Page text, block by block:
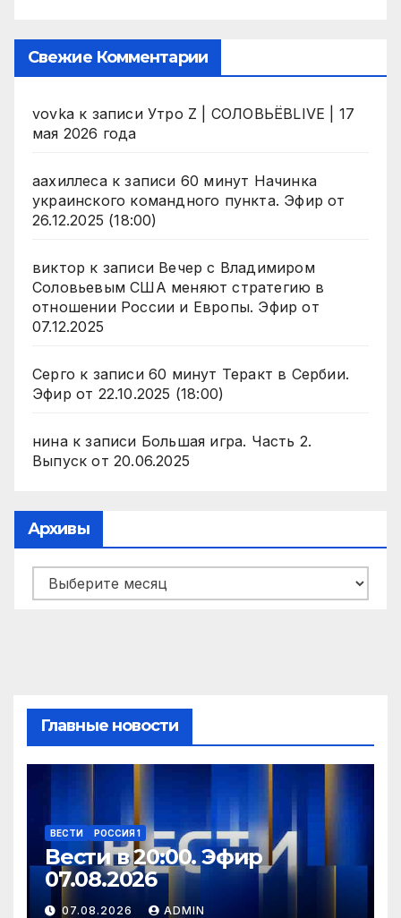
Свежие Комментарии
vovka к записи Утро Z | СОЛОВЬЁВLIVE | 17
мая 2026 года
аахиллесак записи 60 минут Начинка
украинского командного пункта. Эфир от
26.12.2025 (18:00)
виктор к записи Вечер с Владимиром
Соловьевым США меняют стратегию в
отношении России и Европы. Эфир от
07.12.2025
Серго к записи 60 минут Теракт в Сербии.
Эфир от 22.10.2025 (18:00)
нинак записи Большая игра. Часть 2.
Выпуск от 20.06.2025
Архивы
Архивы
Главные новости
ВЕСТИ РОССИЯ 1
Вести в 20:00. Эфир
07.08.2026
07.08.2026 ADMIN